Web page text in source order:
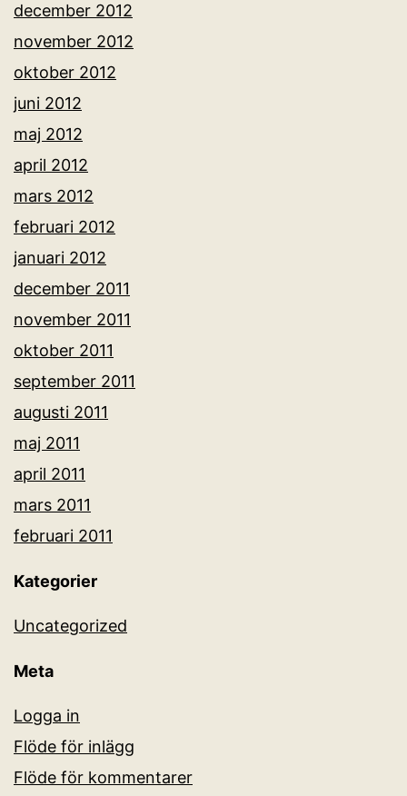
december 2012
november 2012
oktober 2012
juni 2012
maj 2012
april 2012
mars 2012
februari 2012
januari 2012
december 2011
november 2011
oktober 2011
september 2011
augusti 2011
maj 2011
april 2011
mars 2011
februari 2011
Kategorier
Uncategorized
Meta
Logga in
Flöde för inlägg
Flöde för kommentarer